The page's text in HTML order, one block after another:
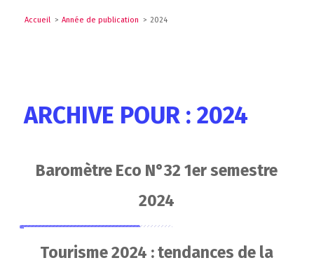
Accueil > Année de publication > 2024
ARCHIVE POUR : 2024
Baromètre Eco N°32 1er semestre
2024
Tourisme 2024 : tendances de la